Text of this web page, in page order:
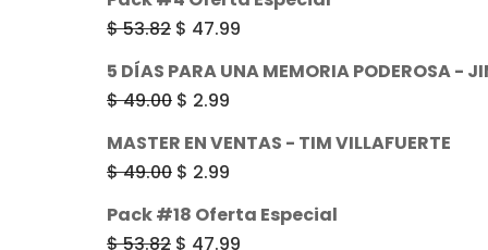
original
era:
$ 49.00.
actual
$ 2.99.
$53.82 El
original
era:
$ 53.82.
$ 47.99
$ 47.99.
5 DÍAS PARA UNA MEMORIA PODEROSA -
$49.00 El
original
era:
$ 49.00.
$ 2.99
$ 2.99.
MASTER EN VENTAS - TIM VILLAFUERTE
$49.00 El
precio
original
$ 2.99
actual
Pack #18 Oferta Especial
$53.82 El
$ 47.99